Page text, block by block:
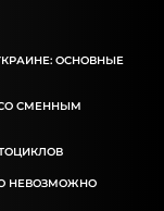
ОСНОВНЫЕ
СО СМЕННЫМ
НЕВОЗМОЖНО